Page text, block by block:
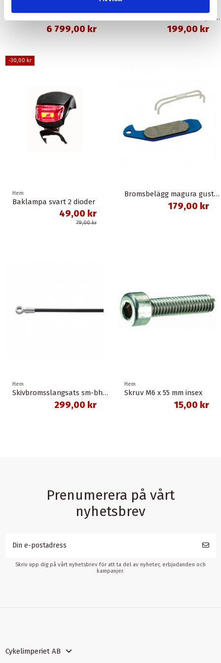
6 799,00 kr
Sortimentlåda 28 fack flyttbara mellanväggar
199,00 kr
-30,00 kr
Hem
Baklampa svart 2 dioder
49,00 kr
79,00 kr
Bromsbelägg magura gustav m organisk union
179,00 kr
Hem
Skivbromsslangsats sm-bh90-sbs 1,0 meter banjo svart shimano
299,00 kr
Hem
Skruv M6 x 55 mm insex
15,00 kr
Prenumerera på vårt
nyhetsbrev
Skriv upp dig på vårt nyhetsbrev för att ta del av nyheter, erbjudanden och
kampanjer.
Cykelimperiet AB